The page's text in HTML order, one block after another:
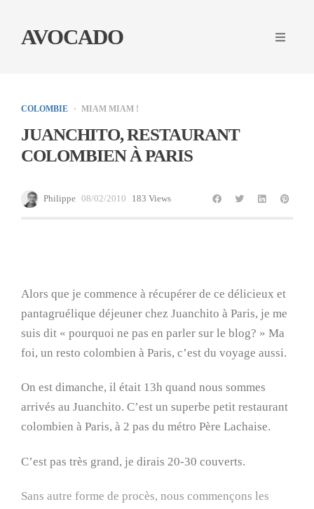
AVOCADO
COLOMBIE MIAM MIAM !
JUANCHITO, RESTAURANT
COLOMBIEN À PARIS
Philippe 08/02/2010 183 Views
Alors que je commence à récupérer de ce délicieux et
pantagruélique déjeuner chez Juanchito à Paris, je me
suis dit « pourquoi ne pas en parler sur le blog? » Ma
foi, un resto colombien à Paris, c’est du voyage aussi.
On est dimanche, il était 13h quand nous sommes
arrivés au Juanchito. C’est un superbe petit restaurant
colombien à Paris, à 2 pas du métro Père Lachaise.
C’est pas très grand, je dirais 20-30 couverts.
Sans autre forme de procès, nous commençons les